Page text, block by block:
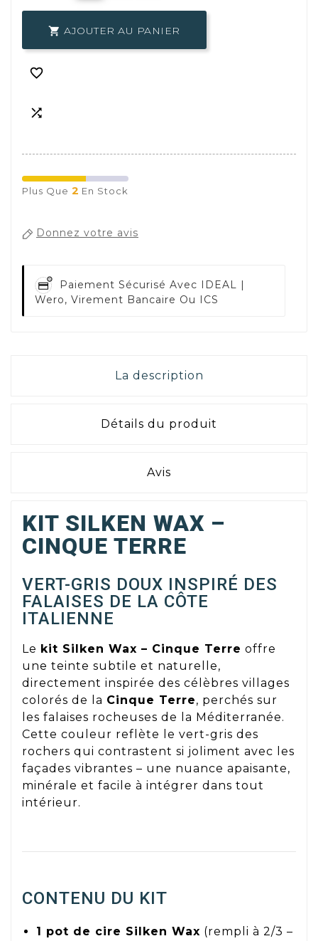
 AJOUTER AU PANIER


Plus Que 2 En Stock
Donnez votre avis
Paiement Sécurisé Avec IDEAL |
Wero, Virement Bancaire Ou ICS
La description
Détails du produit
Avis
KIT SILKEN WAX –
CINQUE TERRE
VERT-GRIS DOUX INSPIRÉ DES
FALAISES DE LA CÔTE
ITALIENNE
Le kit Silken Wax – Cinque Terre offre
une teinte subtile et naturelle,
directement inspirée des célèbres villages
colorés de la Cinque Terre, perchés sur
les falaises rocheuses de la Méditerranée.
Cette couleur reflète le vert-gris des
rochers qui contrastent si joliment avec les
façades vibrantes – une nuance apaisante,
minérale et facile à intégrer dans tout
intérieur.
CONTENU DU KIT
1 pot de cire Silken Wax (rempli à 2/3 –